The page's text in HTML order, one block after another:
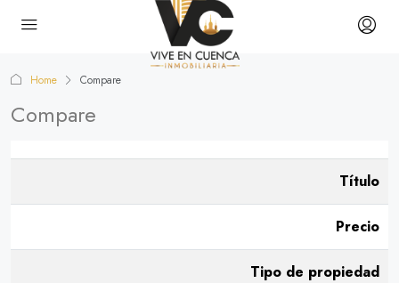
Home Compare
Compare
Título
Precio
Tipo de propiedad